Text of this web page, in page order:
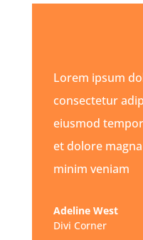
Lorem ipsum
consectetur
eiusmod
et dolore
minim veniam
Adeline West
Divi Corner